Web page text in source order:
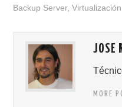
Backup Server,Virtualización
JOSE
MORE